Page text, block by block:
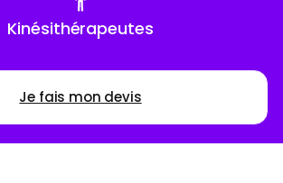
Kinésithérapeutes
Je fais mon devis